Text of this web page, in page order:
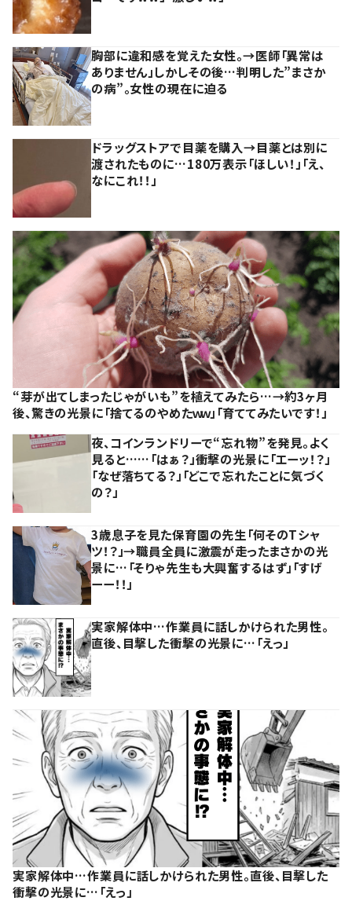
胸部に違和感を覚えた女性。→医師「異常は
ありません」しかしその後…判明した”まさか
の病”。女性の現在に迫る
ドラッグストアで目薬を購入→目薬とは別に
渡されたものに…180万表示「ほしい！」「え、
なにこれ！！」
“芽が出てしまったじゃがいも”を植えてみたら…→約3ヶ月
後、驚きの光景に「捨てるのやめたｗｗ」「育ててみたいです！」
夜、コインランドリーで“忘れ物”を発見。よく
見ると……「はぁ？」衝撃の光景に「エーッ！？」
「なぜ落ちてる？」「どこで忘れたことに気づく
の？」
3歳息子を見た保育園の先生「何そのTシャ
ツ！？」→職員全員に激震が走ったまさかの光
景に…「そりゃ先生も大興奮するはず」「すげ
ーー！！」
実家解体中…作業員に話しかけられた男性。
直後、目撃した衝撃の光景に…「えっ」
実家解体中…作業員に話しかけられた男性。直後、目撃した
衝撃の光景に…「えっ」